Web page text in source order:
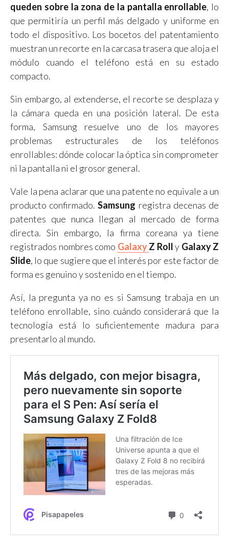
queden sobre la zona de la pantalla enrollable, lo
que permitiría un perfil más delgado y uniforme en
todo el dispositivo. Los bocetos del patentamiento
muestran un recorte en la carcasa trasera que aloja el
módulo cuando el teléfono está en su estado
compacto.
Sin embargo, al extenderse, el recorte se desplaza y
la cámara queda en una posición lateral. De esta
forma, Samsung resuelve uno de los mayores
problemas estructurales de los teléfonos
enrollables: dónde colocar la óptica sin comprometer
ni la pantalla ni el grosor general.
Vale la pena aclarar que una patente no equivale a un
producto confirmado.Samsung registra decenas de
patentes que nunca llegan al mercado de forma
directa. Sin embargo, la firma coreana ya tiene
registrados nombres como GalaxyZ Rolly Galaxy Z
Slide, lo que sugiere que el interés por este factor de
forma es genuino y sostenido en el tiempo.
Así, la pregunta ya no es si Samsung trabaja en un
teléfono enrollable, sino cuándo considerará que la
tecnología está lo suficientemente madura para
presentarlo al mundo.